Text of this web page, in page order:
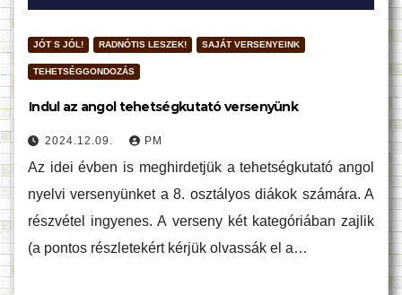
JÓT S JÓL! RADNÓTIS LESZEK! SAJÁT VERSENYEINK
TEHETSÉGGONDOZÁS
Indul az angol tehetségkutató versenyünk
2024.12.09. PM
Az idei évben is meghirdetjük a tehetségkutató angol
nyelvi versenyünket a 8. osztályos diákok számára. A
részvétel ingyenes. A verseny két kategóriában zajlik
(a pontos részletekért kérjük olvassák el a…